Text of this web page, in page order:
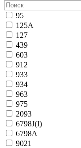
95
125A
127
439
603
912
933
934
963
975
2093
6798J(I)
6798A
9021